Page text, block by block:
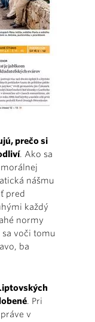
prečo si
. Ako sa
nášmu
pred
každý
normy
sa voči tomu
ba
. Pri
v